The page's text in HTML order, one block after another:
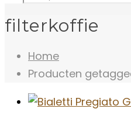
filterkoffie
Home
Producten